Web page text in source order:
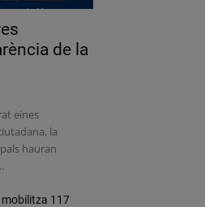
de la
eines
la
hauran
mobilitza 117